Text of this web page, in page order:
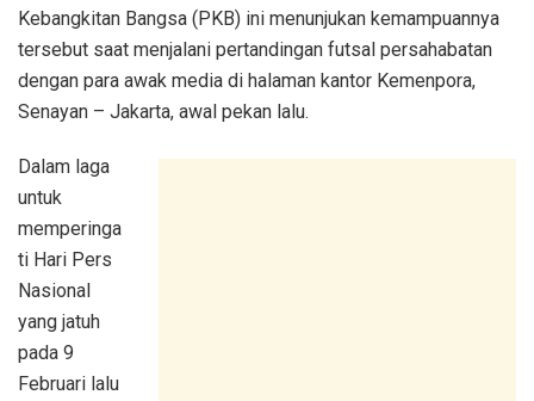
Kebangkitan Bangsa (PKB) ini menunjukan kemampuannya
tersebut saat menjalani pertandingan futsal persahabatan
dengan para awak media di halaman kantor Kemenpora,
Senayan – Jakarta, awal pekan lalu.
Dalam laga
untuk
memperinga
ti Hari Pers
Nasional
yang jatuh
pada 9
Februari lalu